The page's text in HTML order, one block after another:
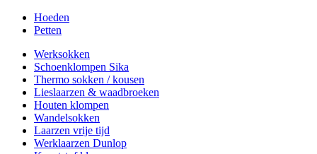
Hoeden
Petten
Werksokken
Schoenklompen Sika
Thermo sokken / kousen
Lieslaarzen & waadbroeken
Houten klompen
Wandelsokken
Laarzen vrije tijd
Werklaarzen Dunlop